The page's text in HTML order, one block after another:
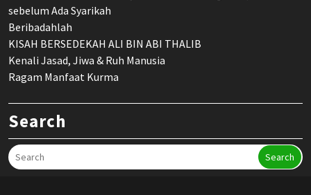
sebelum Ada Syarikah
Beribadahlah
KISAH BERSEDEKAH ALI BIN ABI THALIB
Kenali Jasad, Jiwa & Ruh Manusia
Ragam Manfaat Kurma
Search
Search